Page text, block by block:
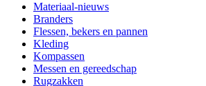
Materiaal-nieuws
Branders
Flessen, bekers en pannen
Kleding
Kompassen
Messen en gereedschap
Rugzakken